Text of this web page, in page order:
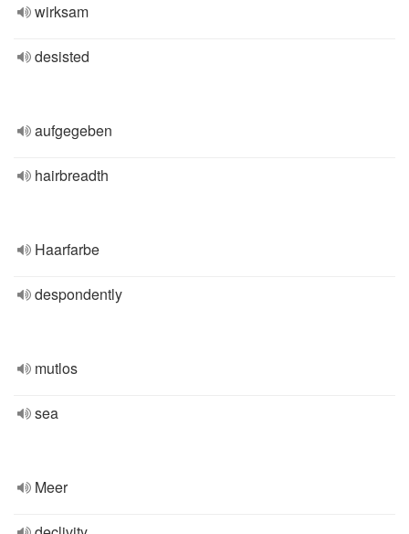
wirksam
desisted
aufgegeben
hairbreadth
Haarfarbe
despondently
mutlos
sea
Meer